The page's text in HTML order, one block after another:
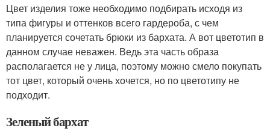
Цвет изделия тоже необходимо подбирать исходя из
типа фигуры и оттенков всего гардероба, с чем
планируется сочетать брюки из бархата. А вот цветотип в
данном случае неважен. Ведь эта часть образа
располагается не у лица, поэтому можно смело покупать
тот цвет, который очень хочется, но по цветотипу не
подходит.
Зеленый бархат